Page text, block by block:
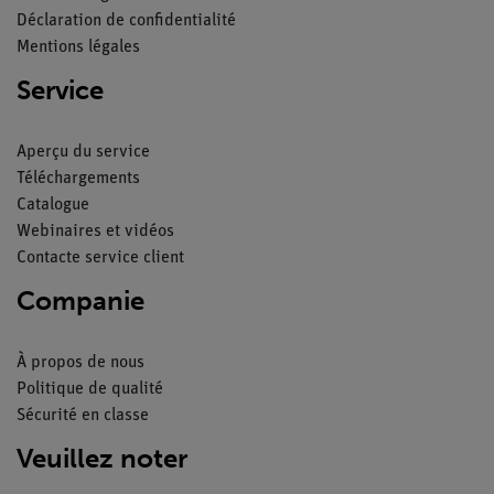
Déclaration de confidentialité
Mentions légales
Service
Aperçu du service
Téléchargements
Catalogue
Webinaires et vidéos
Contacte service client
Companie
À propos de nous
Politique de qualité
Sécurité en classe
Veuillez noter